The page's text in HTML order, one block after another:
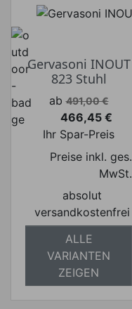
Gervasoni INOUT
823 Stuhl
Verkaufspreis
ab 491,00 €
Preis
466,45 €
Ihr Spar-Preis
Preise inkl. ges.
MwSt.
absolut
versandkostenfrei
ALLE
VARIANTEN
ZEIGEN